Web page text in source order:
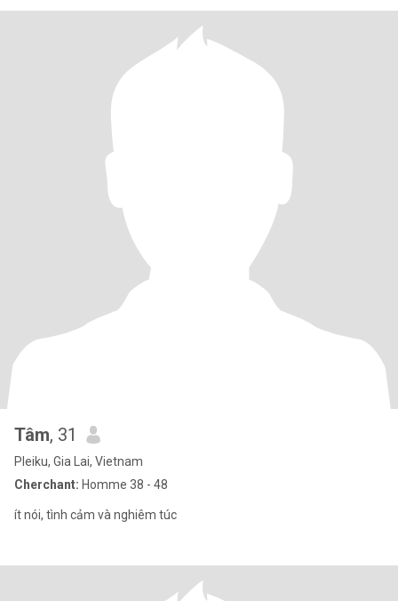
Tâm, 31
Pleiku, Gia Lai, Vietnam
Cherchant: Homme 38 - 48
ít nói, tình cảm và nghiêm túc